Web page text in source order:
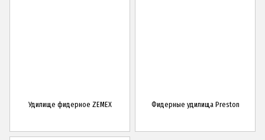
Удилище фидерное ZEMEX Фидерные удилища Preston